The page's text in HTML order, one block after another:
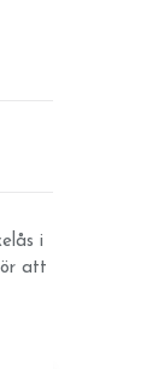
i
att